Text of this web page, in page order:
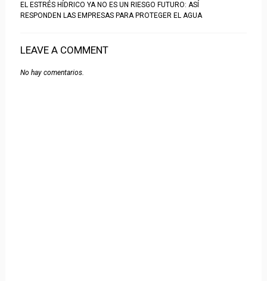
EL ESTRÉS HÍDRICO YA NO ES UN RIESGO FUTURO: ASÍ
RESPONDEN LAS EMPRESAS PARA PROTEGER EL AGUA
LEAVE A COMMENT
No hay comentarios.